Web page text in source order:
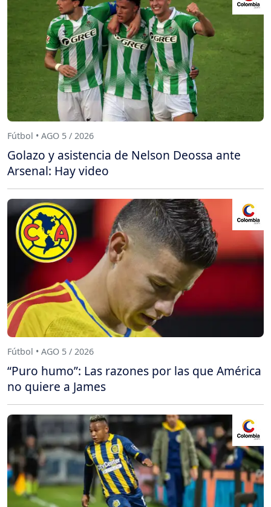
Fútbol • AGO 5 / 2026
Golazo y asistencia de Nelson Deossa ante
Arsenal: Hay video
Fútbol • AGO 5 / 2026
“Puro humo”: Las razones por las que América
no quiere a James